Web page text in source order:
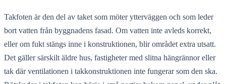
Takfoten är den del av taket som möter ytterväggen och som leder
bort vatten från byggnadens fasad. Om vatten inte avleds korrekt,
eller om fukt stängs inne i konstruktionen, blir området extra utsatt.
Det gäller särskilt äldre hus, fastigheter med slitna hängrännor eller
tak där ventilationen i takkonstruktionen inte fungerar som den ska.